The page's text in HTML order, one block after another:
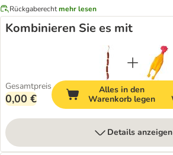
Rückgaberechtmehr lesen
Kombinieren Sie es mit
Gesamtpreis
0,00 €
Alles in den
Warenkorb legen
Details anzeigen